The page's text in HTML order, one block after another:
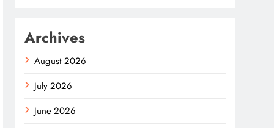
Archives
August 2026
July 2026
June 2026